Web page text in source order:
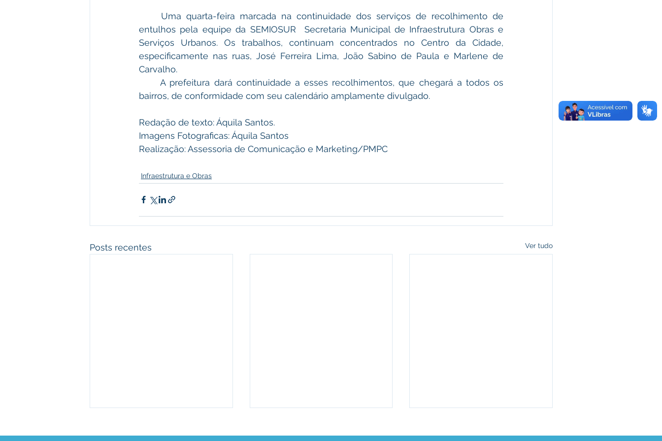
entulhos pela equipe da SEMIOSUR  Secretaria Municipal de Infraestrutura Obras e
Serviços Urbanos. Os trabalhos, continuam concentrados no Centro da Cidade,
especificamente nas ruas, José Ferreira Lima, João Sabino de Paula e Marlene de
Carvalho.
	A prefeitura dará continuidade a esses recolhimentos, que chegará a todos os
bairros, de conformidade com seu calendário amplamente divulgado.
Redação de texto: Áquila Santos.
Imagens Fotograficas: Áquila Santos
Realização: Assessoria de Comunicação e Marketing/PMPC
Infraestrutura e Obras
Posts recentes Ver tudo